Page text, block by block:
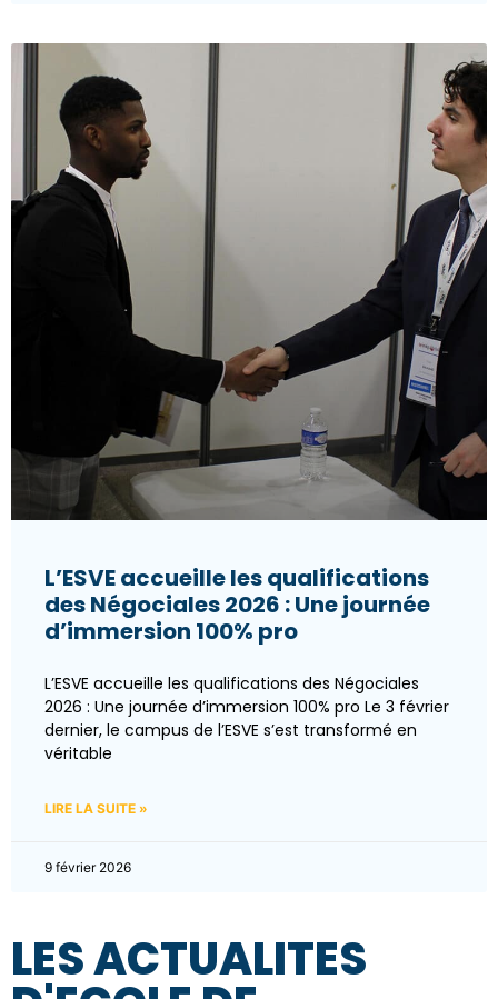
L’ESVE accueille les qualifications
des Négociales 2026 : Une journée
d’immersion 100% pro
L’ESVE accueille les qualifications des Négociales
2026 : Une journée d’immersion 100% pro Le 3 février
dernier, le campus de l’ESVE s’est transformé en
véritable
LIRE LA SUITE »
9 février 2026
LES ACTUALITES